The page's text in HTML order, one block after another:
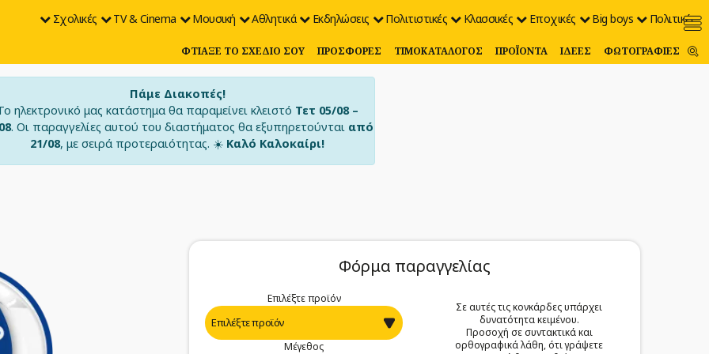
Σχολικές TV & Cinema Μουσική Αθλητικά Εκδηλώσεις Πολιτιστικές Κλασσικές Εποχικές Big boys Πολιτικές
ΦΤΙΆΞΕ ΤΟ ΣΧΈΔΙΟ ΣΟΥ ΠΡΟΣΦΟΡΈΣ ΤΙΜΟΚΑΤΆΛΟΓΟΣ ΠΡΟΪΌΝΤΑ ΙΔΈΕΣ ΦΩΤΟΓΡΑΦΊΕΣ
Πάμε Διακοπές!
ηλεκτρονικό μας κατάστημα θα παραμείνει κλειστό Τετ 05/08 –
. Οι παραγγελίες αυτού του διαστήματος θα εξυπηρετούνται από
21/08, με σειρά προτεραιότητας. ☀️ Καλό Καλοκαίρι!
Φόρμα παραγγελίας
Επιλέξτε προϊόν
Μέγεθος
Σε αυτές τις κονκάρδες υπάρχει
δυνατότητα κειμένου.
Προσοχή σε συντακτικά και
ορθογραφικά λάθη, ότι γράψετε